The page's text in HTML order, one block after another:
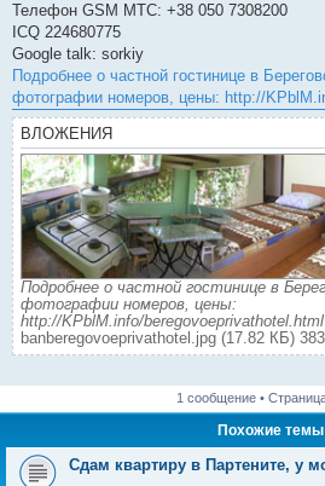
Телефон GSM MTC: +38 050 7308200
ICQ 224680775
Google talk: sorkiy
Подробнее о частной гостинице в
фотографии номеров, цены: http://
ВЛОЖЕНИЯ
Подробнее о частной гостинице в
фотографии номеров, цены:
http://KPblM.info/beregovoeprivathotel.html
banberegovoeprivathotel.jpg (17.82 КБ)
1 сообщение •
Похожие темы
Сдам квартиру в Партените, у